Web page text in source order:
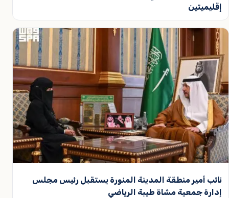
إقليميتين
نائب أمير منطقة المدينة المنورة يستقبل رئيس مجلس
إدارة جمعية مشاة طيبة الرياضي